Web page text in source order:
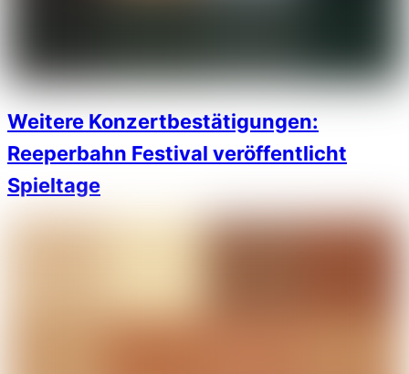
Weitere Konzertbestätigungen:
Reeperbahn Festival veröffentlicht
Spieltage